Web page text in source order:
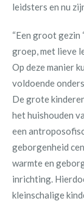
leidsters en nu
“Een groot gezin
groep, met lieve
Op deze manier
voldoende
De grote
het huishouden
een
geborgenheid
warmte en
inrichting.
kleinschalige